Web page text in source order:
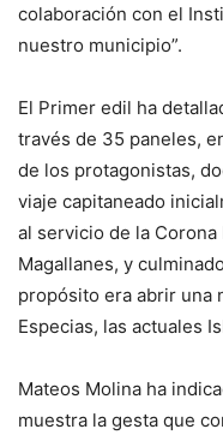
colaboración con el
nuestro municipio”.
El Primer edil ha
través de 35 paneles,
de los protagonistas,
viaje capitaneado
al servicio de la Corona
Magallanes, y
propósito era abrir una
Especias, las actuales
Mateos Molina ha
muestra la gesta que